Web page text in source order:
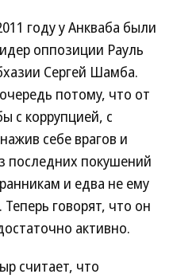
году у Анкваба были
оппозиции Рауль
Сергей Шамба.
потому, что от
с коррупцией, с
себе врагов и
последних покушений
и едва не ему
говорят, что он
активно.
считает, что